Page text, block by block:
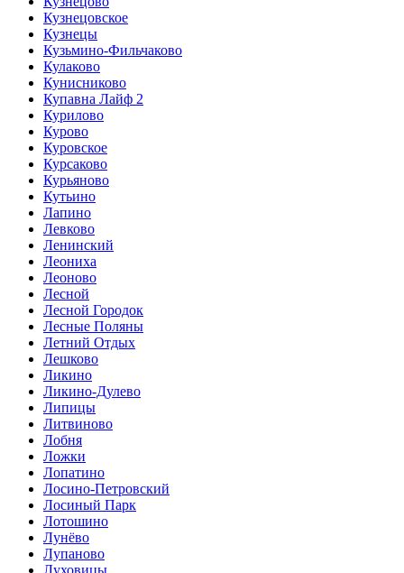
Кузнецовское
Кузнецы
Кузьмино-Фильчаково
Кулаково
Кунисниково
Купавна Лайф 2
Курилово
Курово
Куровское
Курсаково
Курьяново
Кутьино
Лапино
Левково
Ленинский
Леониха
Леоново
Лесной
Лесной Городок
Лесные Поляны
Летний Отдых
Лешково
Ликино
Ликино-Дулево
Липицы
Литвиново
Лобня
Ложки
Лопатино
Лосино-Петровский
Лосиный Парк
Лотошино
Лунёво
Лупаново